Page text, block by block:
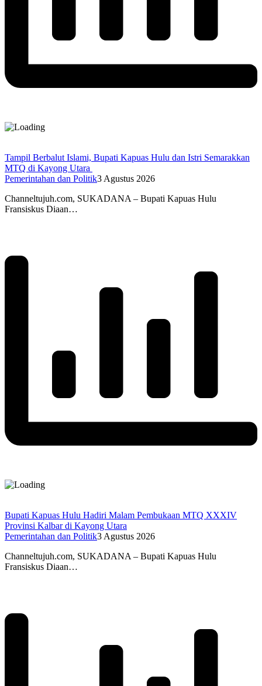
Tampil Berbalut Islami, Bupati Kapuas Hulu dan Istri Semarakkan
MTQ di Kayong Utara
Pemerintahan dan Politik3 Agustus 2026
Channeltujuh.com, SUKADANA – Bupati Kapuas Hulu
Fransiskus Diaan…
Bupati Kapuas Hulu Hadiri Malam Pembukaan MTQ XXXIV
Provinsi Kalbar di Kayong Utara
Pemerintahan dan Politik3 Agustus 2026
Channeltujuh.com, SUKADANA – Bupati Kapuas Hulu
Fransiskus Diaan…